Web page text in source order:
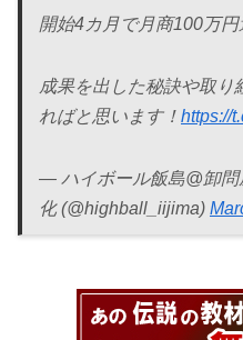
開始4カ月で月商100万
成果を出した秘訣や取り
ればと思います！ https://
— ハイボール飯島@卸問
化 (@highball_iijima)